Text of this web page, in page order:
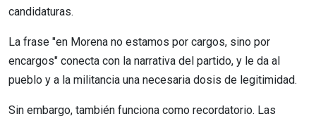
candidaturas.
La frase "en Morena no estamos por cargos, sino por
encargos" conecta con la narrativa del partido, y le da al
pueblo y a la militancia una necesaria dosis de legitimidad.
Sin embargo, también funciona como recordatorio. Las